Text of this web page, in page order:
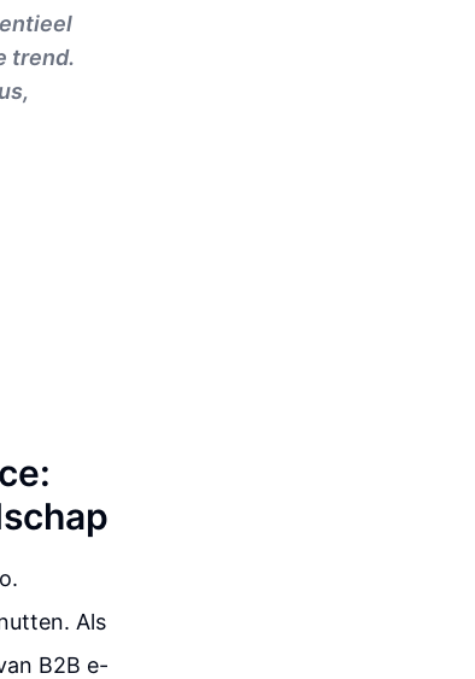
trend.
Als
B2B e-